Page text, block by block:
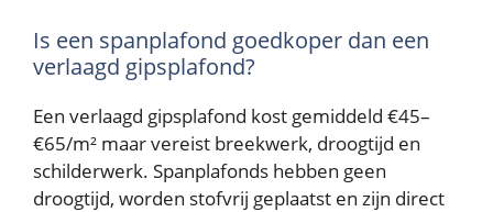
Is een spanplafond goedkoper dan een
verlaagd gipsplafond?
Een verlaagd gipsplafond kost gemiddeld €45–
€65/m² maar vereist breekwerk, droogtijd en
schilderwerk. Spanplafonds hebben geen
droogtijd, worden stofvrij geplaatst en zijn direct